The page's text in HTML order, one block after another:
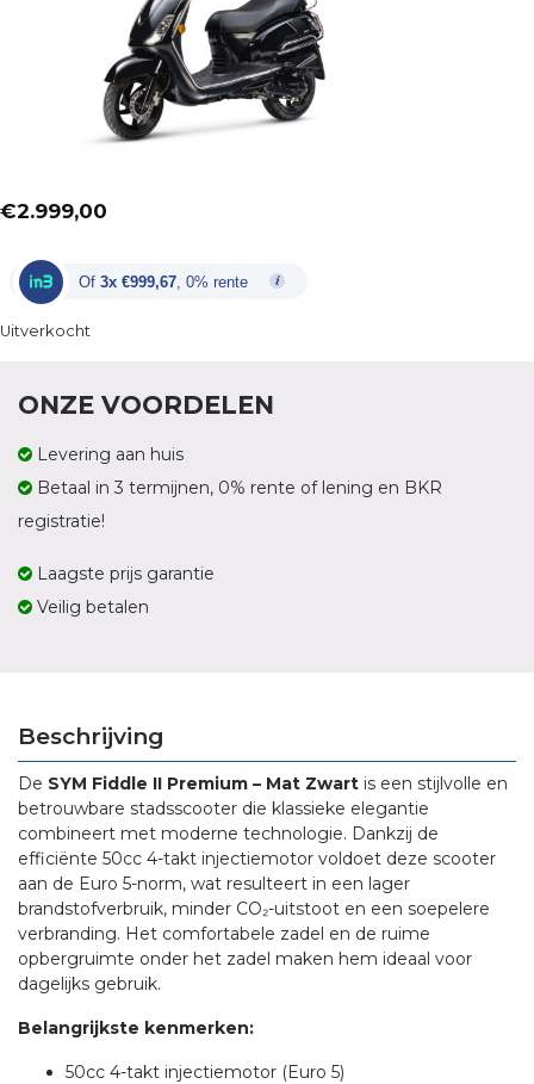
€2.999,00
Of 3x €999,67 , 0% rente
Uitverkocht
ONZE VOORDELEN
Levering aan huis
Betaal in 3 termijnen, 0% rente of lening en BKR
registratie!
Laagste prijs garantie
Veilig betalen
Beschrijving
De SYM Fiddle II Premium – Mat Zwart is een stijlvolle en
betrouwbare stadsscooter die klassieke elegantie
combineert met moderne technologie. Dankzij de
efficiënte 50cc 4-takt injectiemotor voldoet deze scooter
aan de Euro 5-norm, wat resulteert in een lager
brandstofverbruik, minder CO₂-uitstoot en een soepelere
verbranding. Het comfortabele zadel en de ruime
opbergruimte onder het zadel maken hem ideaal voor
dagelijks gebruik.
Belangrijkste kenmerken:
50cc 4-takt injectiemotor (Euro 5)